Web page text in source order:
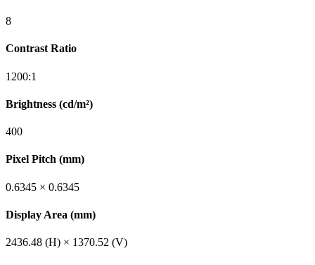
8
Contrast Ratio
1200:1
Brightness (cd/m²)
400
Pixel Pitch (mm)
0.6345 × 0.6345
Display Area (mm)
2436.48 (H) × 1370.52 (V)